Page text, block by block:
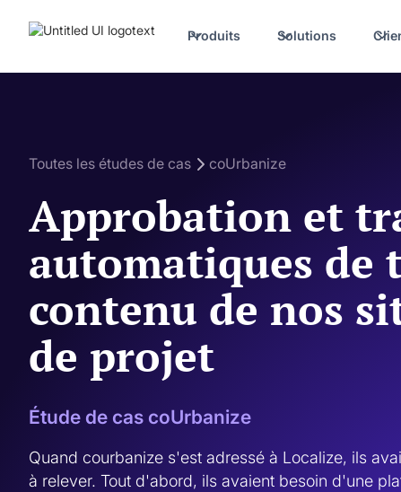
Produits Solutions
Toutes les études de cas coUrbanize
Approbation et
automatiques de
contenu de nos
de projet
Étude de cas coUrbanize
Quand courbanize s'est adressé à Localize, ils
à relever. Tout d'abord, ils avaient besoin d'une